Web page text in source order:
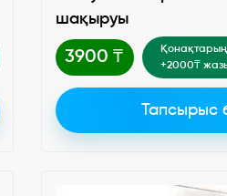
шақыруы
3900 ₸
+2000₸
Тапсырыс